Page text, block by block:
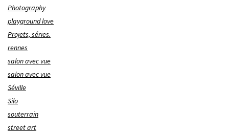
Photography
playground love
Projets, séries.
rennes
salon avec vue
salon avec vue
Séville
Silo
souterrain
street art